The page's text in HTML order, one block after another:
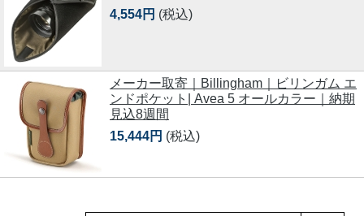
4,554円 (税込)
メーカー取寄｜Billingham｜ビリンガム エ
ンドポケット| Avea 5 オールカラー｜納期
見込8週間
15,444円 (税込)